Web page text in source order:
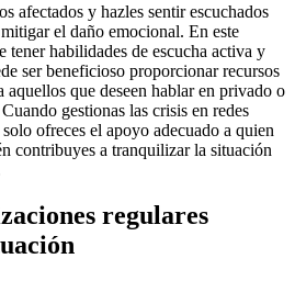
afectados y hazles sentir escuchados
el daño emocional. En este
tener habilidades de escucha activa y
ser beneficioso proporcionar recursos
aquellos que deseen hablar en privado o
gestionas las crisis en redes
ofreces el apoyo adecuado a quien
contribuyes a tranquilizar la situación
regulares